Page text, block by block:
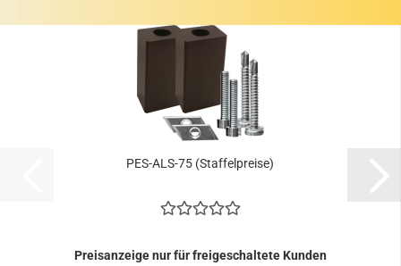
PES-​ALS-​75 (Staf­fel­prei­se)
Preisanzeige nur für freigeschaltete Kunden